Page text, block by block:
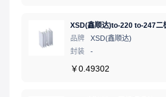
品牌
XSD(鑫顺达)
封装
-
￥0.49302